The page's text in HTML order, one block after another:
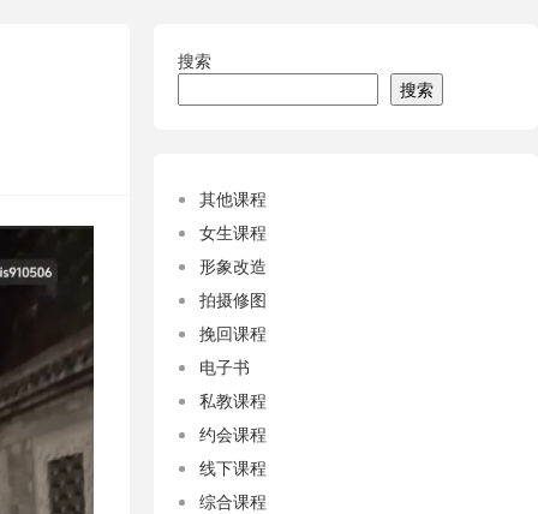
搜索
搜索
其他课程
女生课程
形象改造
拍摄修图
挽回课程
电子书
私教课程
约会课程
线下课程
综合课程